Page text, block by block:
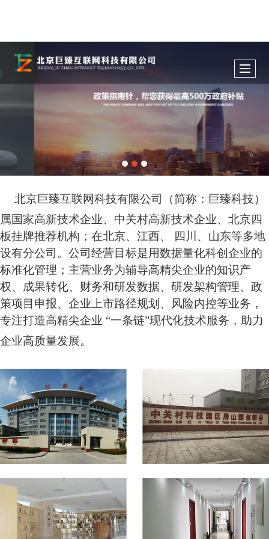
北京巨臻互联网科技有限公司（简称：巨臻科技）
属国家高新技术企业、中关村高新技术企业、北京四
板挂牌推荐机构；在北京、江西、 四川、山东等多地
设有分公司。公司经营目标是用数据量化科创企业的
标准化管理；主营业务为辅导高精尖企业的知识产
权、成果转化、财务和研发数据、研发架构管理、政
策项目申报、企业上市路径规划、风险内控等业务，
专注打造高精尖企业 “一条链”现代化技术服务，助力
企业高质量发展。